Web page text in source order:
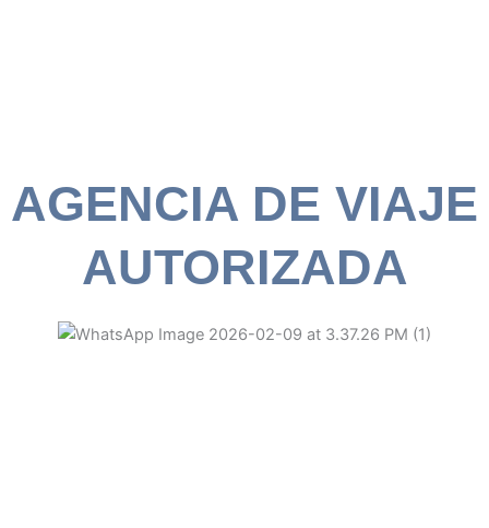
AGENCIA DE VIAJE
AUTORIZADA